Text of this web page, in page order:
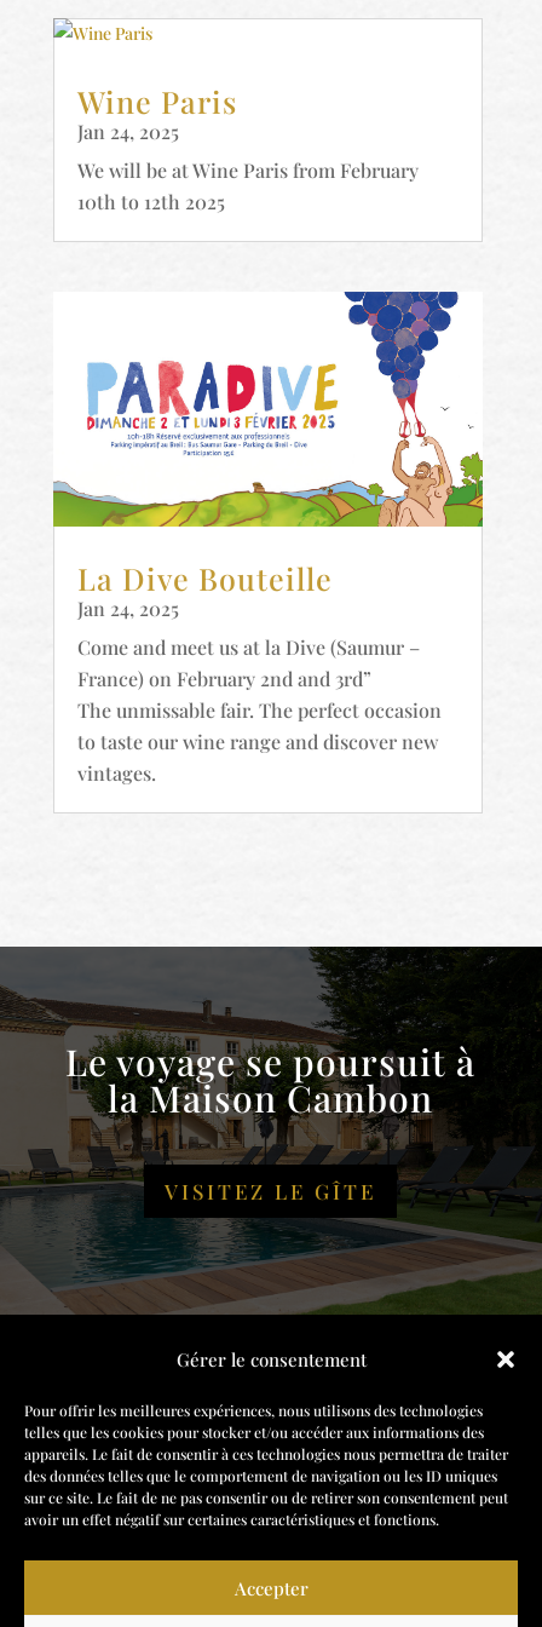
Gérer le consentement
Pour offrir les meilleures expériences, nous utilisons des technologies
telles que les cookies pour stocker et/ou accéder aux informations des
appareils. Le fait de consentir à ces technologies nous permettra de traiter
des données telles que le comportement de navigation ou les ID uniques
sur ce site. Le fait de ne pas consentir ou de retirer son consentement peut
avoir un effet négatif sur certaines caractéristiques et fonctions.
Accepter
Wine Paris
Jan 24, 2025
We will be at Wine Paris from February
10th to 12th 2025
La Dive Bouteille
Jan 24, 2025
Come and meet us at la Dive (Saumur –
France) on February 2nd and 3rd”
The unmissable fair. The perfect occasion
to taste our wine range and discover new
vintages.
Le voyage se poursuit à
laMaison Cambon
VISITEZ LE GÎTE
348 Route de Frans, 69220 Belleville-en-Beaujolais
04 74 66 24 08 •contact@chateau-cambon.com